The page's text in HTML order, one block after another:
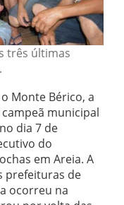
três últimas
Monte Bérico, a
municipal
dia 7 de
do
em Areia. A
prefeituras de
ocorreu na